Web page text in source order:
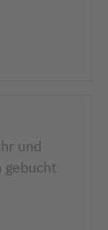
und
gebucht